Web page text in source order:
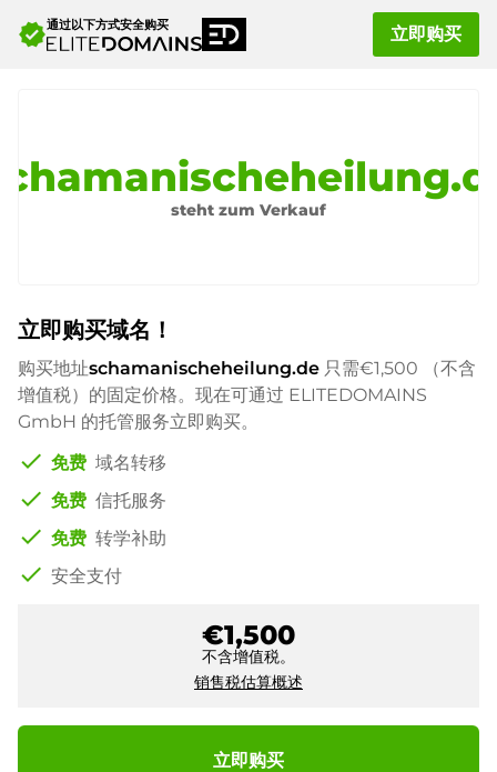
verified通过以下方式安全购买 立即购买
steht zum Verkauf
立即购买域名！
购买地址schamanischeheilung.de 只需€1,500
（不含
增值税）的固定价格。现在可通过 ELITEDOMAINS
GmbH 的托管服务立即购买。
check 免费 域名转移
check 免费 信托服务
check 免费 转学补助
check 安全支付
€1,500
不含增值税。
销售税估算概述
立即购买